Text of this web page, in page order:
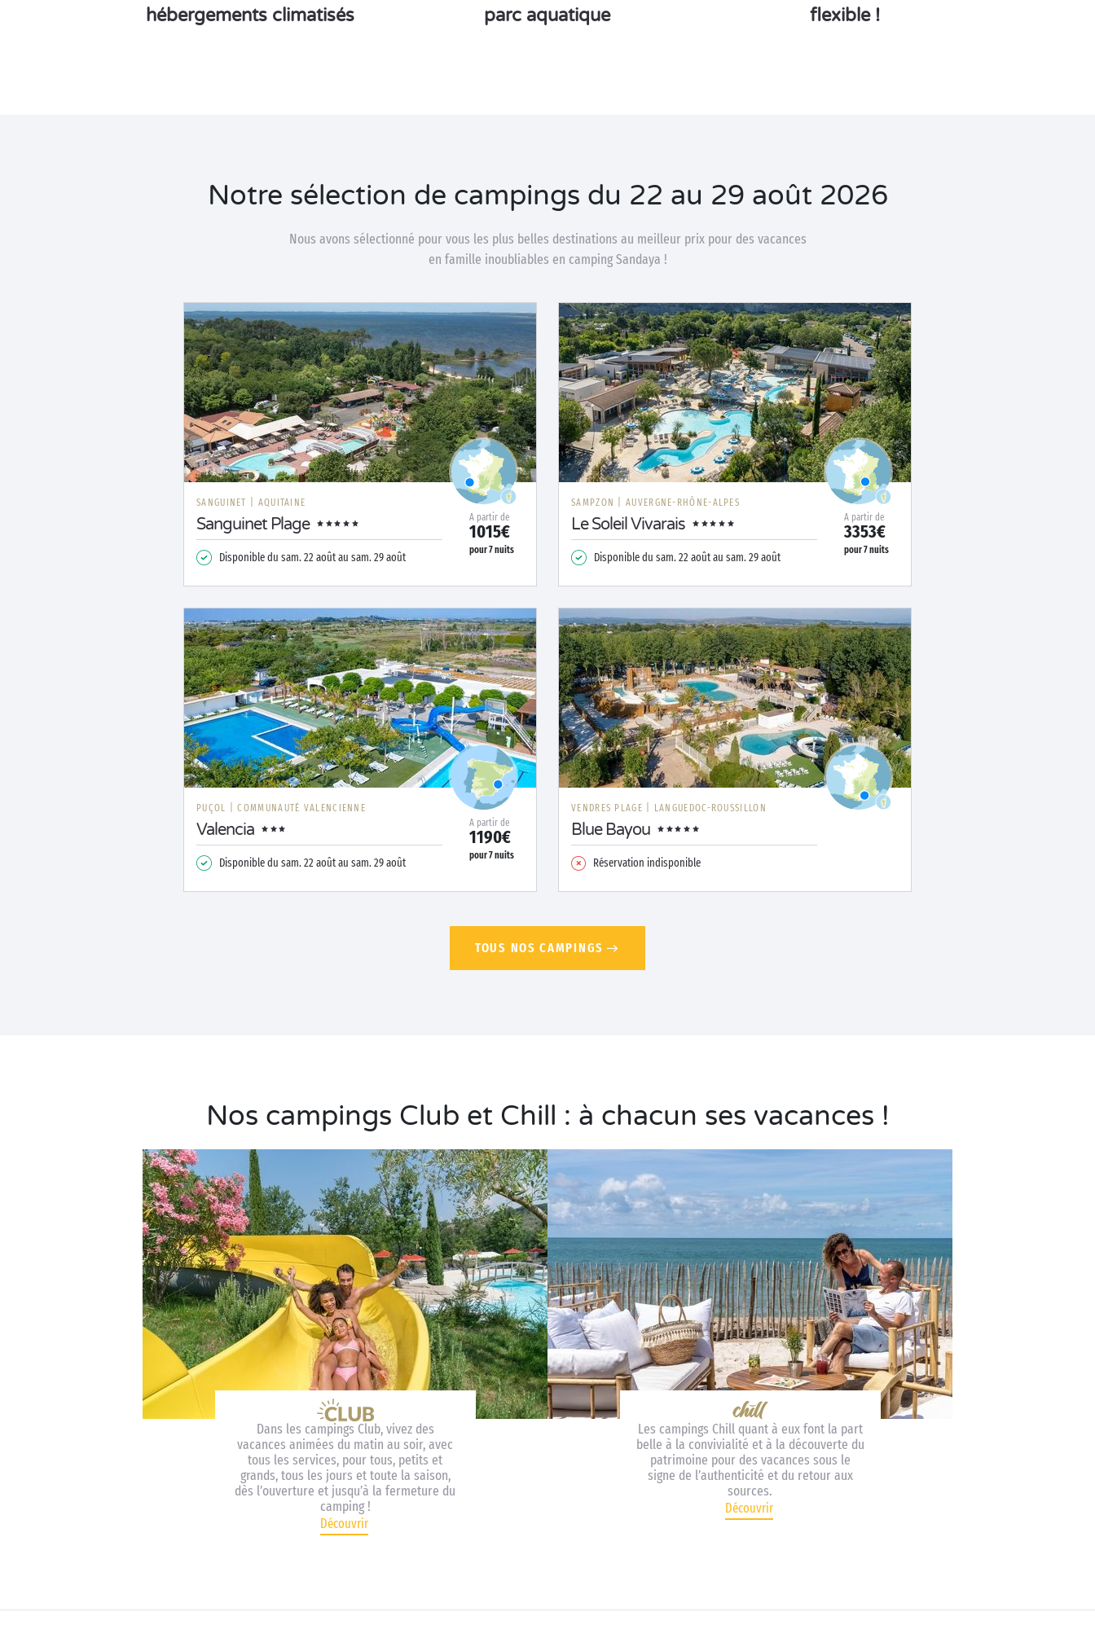
hébergements climatisés
parc aquatique
flexible !
Notre sélection de campings du 22 au 29 août 2026
Nous avons sélectionné pour vous les plus belles destinations au meilleur prix pour des vacances
en famille inoubliables en camping Sandaya !
SANGUINET AQUITAINE
Sanguinet Plage
Disponible du sam. 22 aoûtau sam. 29 août
A partir de
1015€
pour7nuits
SAMPZON |AUVERGNE-RHÔNE-ALPES
Le Soleil Vivarais
Disponible du sam. 22 aoûtau sam. 29 août
A partir de
3353€
pour7nuits
PUÇOL |COMMUNAUTÉ VALENCIENNE
Valencia
Disponible du sam. 22 aoûtau sam. 29 août
A partir de
1190€
pour7nuits
VENDRES PLAGE LANGUEDOC-ROUSSILLON
Blue Bayou
Réservation indisponible
TOUS NOS CAMPINGS
Nos campings Club et Chill : à chacun ses vacances !
Dans les campings Club, vivez des
vacances animées du matin au soir, avec
tous les services, pour tous, petits et
grands, tous les jours et toute la saison,
dès l’ouverture et jusqu’à la fermeture du
camping !
Découvrir
Les campings Chill quant à eux font la part
belle à la convivialité et à la découverte du
patrimoine pour des vacances sous le
signe de l’authenticité et du retour aux
sources.
Découvrir